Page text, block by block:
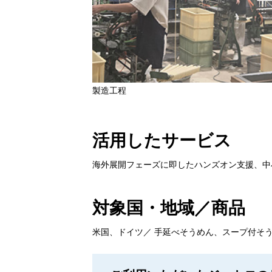
製造工程
活用したサービス
海外展開フェーズに即したハンズオン支援、
対象国・地域／商品
米国、ドイツ／ 手延べそうめん、スープ付そ